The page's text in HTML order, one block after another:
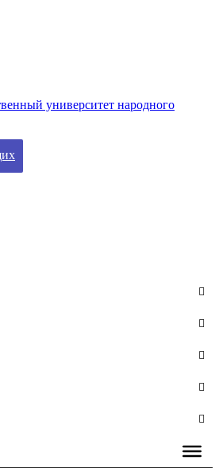
университет народного